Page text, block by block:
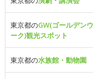
東京都のGW(ゴールデン
ーク)観光スポット
東京都の水族館・動物園